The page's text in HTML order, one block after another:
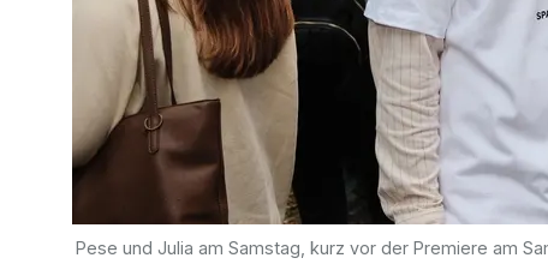
Pese und Julia am Samstag, kurz vor der Premiere am